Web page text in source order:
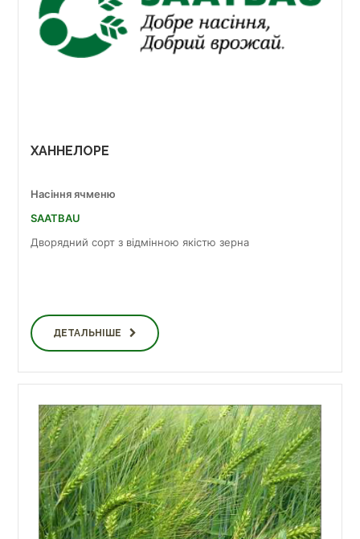
ХАННЕЛОРЕ
Насіння ячменю
SAATBAU
Дворядний сорт з відмінною якістю зерна
ДЕТАЛЬНІШЕ